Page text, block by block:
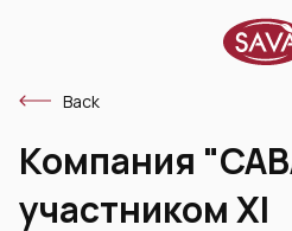
Back
Компания
участником XI